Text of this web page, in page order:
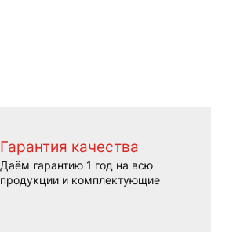
Гарантия качества
Даём гарантию 1 год на всю
продукции и комплектующие